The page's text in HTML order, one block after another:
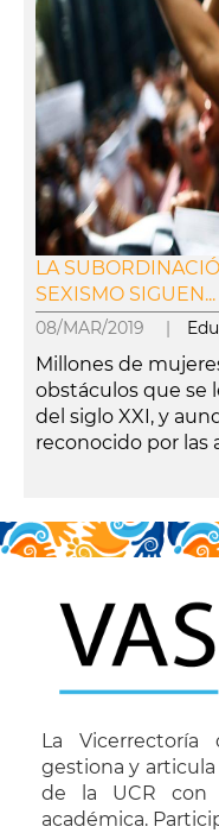
LA
SEXISMO SIGUEN...
08/MAR/2019 |
Millones de
obstáculos que se
del siglo XXI, y
reconocido por las
La Vicerrectoría
gestiona y articula
de la UCR con
académica.